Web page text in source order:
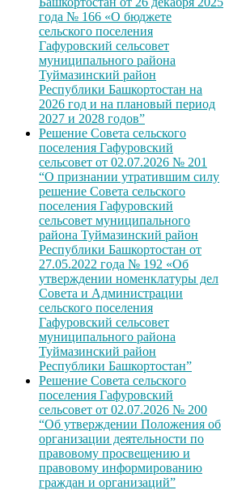
года № 166 «О бюджете
сельского поселения
Гафуровский сельсовет
муниципального района
Туймазинский район
Республики Башкортостан на
2026 год и на плановый период
2027 и 2028 годов”
Решение Совета сельского
поселения Гафуровский
сельсовет от 02.07.2026 № 201
“О признании утратившим силу
решение Совета сельского
поселения Гафуровский
сельсовет муниципального
района Туймазинский район
Республики Башкортостан от
27.05.2022 года № 192 «Об
утверждении номенклатуры дел
Совета и Администрации
сельского поселения
Гафуровский сельсовет
муниципального района
Туймазинский район
Республики Башкортостан”
Решение Совета сельского
поселения Гафуровский
сельсовет от 02.07.2026 № 200
“Об утверждении Положения об
организации деятельности по
правовому просвещению и
правовому информированию
граждан и организаций”